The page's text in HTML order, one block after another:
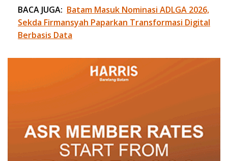
BACA JUGA: Batam Masuk Nominasi ADLGA 2026,
Sekda Firmansyah Paparkan Transformasi Digital
Berbasis Data